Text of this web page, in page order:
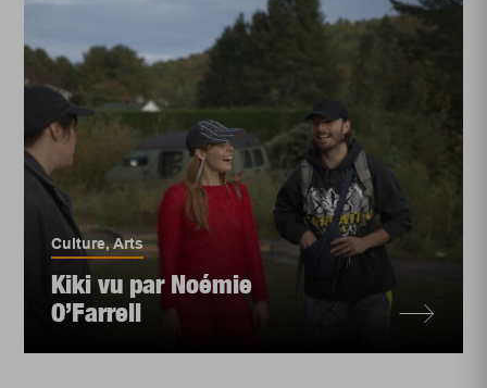
Culture,Arts
Kiki vu par Noémie
O’Farrell